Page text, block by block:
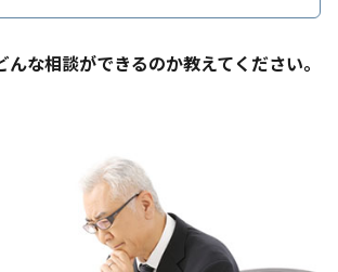
な相談ができるのか教えてください。